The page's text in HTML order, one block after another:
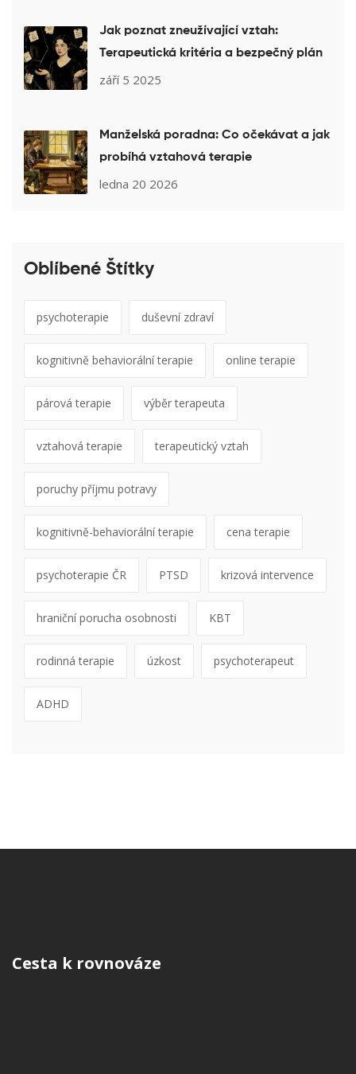
Jak poznat zneužívající vztah:
Terapeutická kritéria a bezpečný plán
září 5 2025
Manželská poradna: Co očekávat a jak
probíhá vztahová terapie
ledna 20 2026
Oblíbené Štítky
psychoterapie duševní zdraví
kognitivně behaviorální terapie online terapie
párová terapie výběr terapeuta
vztahová terapie terapeutický vztah
poruchy příjmu potravy
kognitivně-behaviorální terapie cena terapie
psychoterapie ČR PTSD krizová intervence
hraniční porucha osobnosti KBT
rodinná terapie úzkost psychoterapeut
ADHD
Cesta k rovnováze